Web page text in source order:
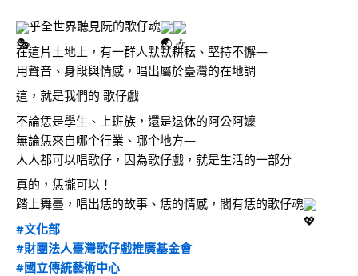
乎全世界聽見阮的歌仔魂
在這片土地上，有一群人默默耕耘、堅持不懈—
用聲音、身段與情感，唱出屬於臺灣的在地調
這，就是我們的 歌仔戲
不論恁是學生、上班族，還是退休的阿公阿嬤
無論恁來自哪个行業、哪个地方—
人人都可以唱歌仔，因為歌仔戲，就是生活的一部分
真的，恁攏可以！
踏上舞臺，唱出恁的故事、恁的情感，閣有恁的歌仔魂
#文化部
#財團法人臺灣歌仔戲推廣基金會
#國立傳統藝術中心